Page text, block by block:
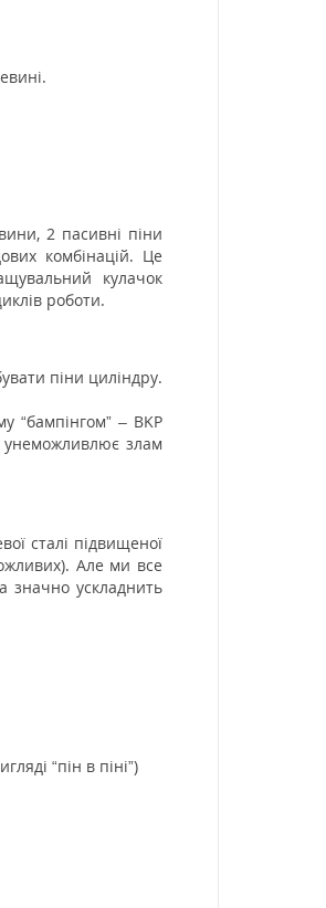
2 пасивні піни
комбінацій. Це
кулачок
роботи.
піни циліндру.
“бампінгом” – BKP
унеможливлює злам
сталі підвищеної
Але ми все
значно ускладнить
“пін в піні”)